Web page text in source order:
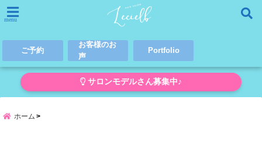
menu
ご予約
お客様のお
声
Portfolio
サロンモデルさん募集中♪
ホーム